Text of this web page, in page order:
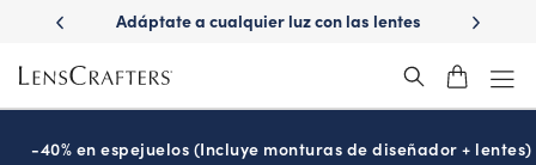
main
content
con
Adáptate a cualquier luz con las lentes
¿Es
-40% en espejuelos (Incluye monturas de diseñador + lentes)